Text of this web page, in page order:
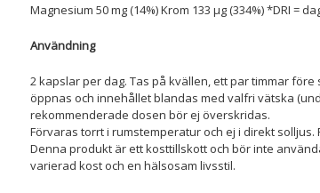
Magnesium 50 mg (14%) Krom 133 µg (334%) *DRI =
Användning
2 kapslar per dag. Tas på kvällen, ett par timmar
öppnas och innehållet blandas med valfri vätska
rekommenderade dosen bör ej överskridas.
Förvaras torrt i rumstemperatur och ej i direkt
Denna produkt är ett kosttillskott och bör inte
varierad kost och en hälsosam livsstil.